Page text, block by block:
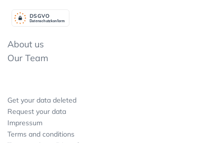
Datenschutzkonform
DSGVO
About us
Our Team
Get your data deleted
Request your data
Impressum
Terms and conditions